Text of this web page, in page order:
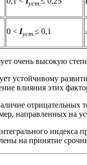
уст.
0 < Iуст.≤ 0,1
очень высокую
устойчивому
влияния этих
отрицательных
направленных на
индекса
на принятие